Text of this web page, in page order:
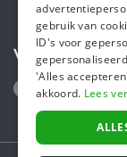
Volg ons
gebruik van
ID's voor
'Alles
akkoord. Lees